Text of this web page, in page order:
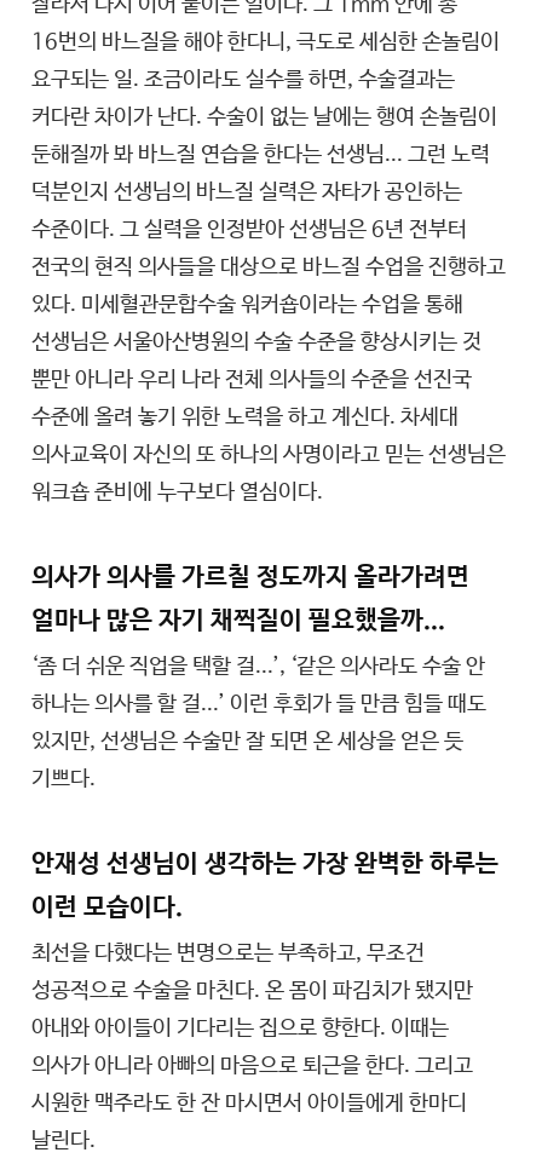
잘라서 다시 이어 붙이는 일이다. 그 1mm 안에 총
16번의 바느질을 해야 한다니, 극도로 세심한 손놀림이
요구되는 일. 조금이라도 실수를 하면, 수술결과는
커다란 차이가 난다. 수술이 없는 날에는 행여 손놀림이
둔해질까 봐 바느질 연습을 한다는 선생님... 그런 노력
덕분인지 선생님의 바느질 실력은 자타가 공인하는
수준이다. 그 실력을 인정받아 선생님은 6년 전부터
전국의 현직 의사들을 대상으로 바느질 수업을 진행하고
있다. 미세혈관문합수술 워커숍이라는 수업을 통해
선생님은 서울아산병원의 수술 수준을 향상시키는 것
뿐만 아니라 우리 나라 전체 의사들의 수준을 선진국
수준에 올려 놓기 위한 노력을 하고 계신다. 차세대
의사교육이 자신의 또 하나의 사명이라고 믿는 선생님은
워크숍 준비에 누구보다 열심이다.
의사가 의사를 가르칠 정도까지 올라가려면
얼마나 많은 자기 채찍질이 필요했을까...
‘좀 더 쉬운 직업을 택할 걸...’, ‘같은 의사라도 수술 안
하나는 의사를 할 걸...’ 이런 후회가 들 만큼 힘들 때도
있지만, 선생님은 수술만 잘 되면 온 세상을 얻은 듯
기쁘다.
안재성 선생님이 생각하는 가장 완벽한 하루는
이런 모습이다.
최선을 다했다는 변명으로는 부족하고, 무조건
성공적으로 수술을 마친다. 온 몸이 파김치가 됐지만
아내와 아이들이 기다리는 집으로 향한다. 이때는
의사가 아니라 아빠의 마음으로 퇴근을 한다. 그리고
시원한 맥주라도 한 잔 마시면서 아이들에게 한마디
날린다.